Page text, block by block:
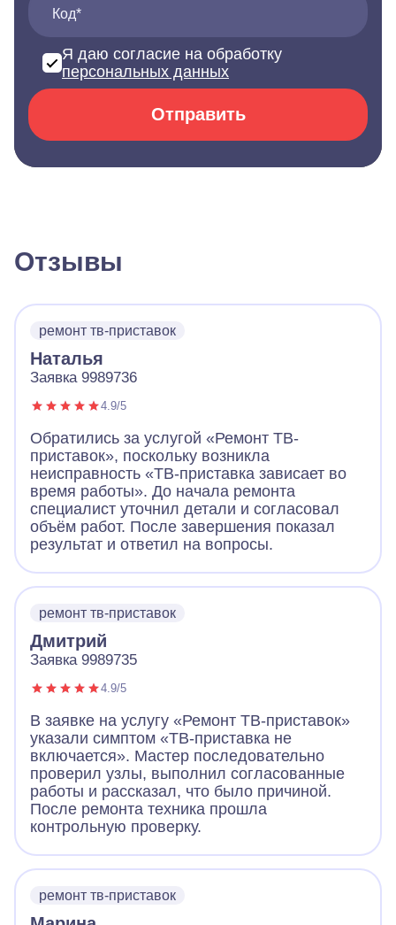
Код*
Я даю согласие на обработку
персональных данных
Отправить
Отзывы
ремонт тв-приставок
Наталья
Заявка 9989736
4.9/5
Обратились за услугой «Ремонт ТВ-
приставок», поскольку возникла
неисправность «ТВ-приставка зависает во
время работы». До начала ремонта
специалист уточнил детали и согласовал
объём работ. После завершения показал
результат и ответил на вопросы.
ремонт тв-приставок
Дмитрий
Заявка 9989735
4.9/5
В заявке на услугу «Ремонт ТВ-приставок»
указали симптом «ТВ-приставка не
включается». Мастер последовательно
проверил узлы, выполнил согласованные
работы и рассказал, что было причиной.
После ремонта техника прошла
контрольную проверку.
ремонт тв-приставок